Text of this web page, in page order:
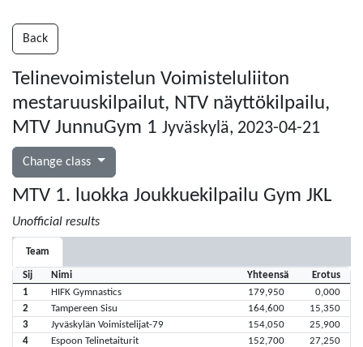
Back
Telinevoimistelun Voimisteluliiton
mestaruuskilpailut, NTV näyttökilpailu,
MTV JunnuGym 1 Jyväskylä, 2023-04-21
Change class
MTV 1. luokka Joukkuekilpailu Gym JKL
Unofficial results
Team
Sij Nimi Yhteensä
Erotus
1
HIFK Gymnastics 179,950
0,000
2
Tampereen Sisu 164,600
15,350
3
Jyväskylän Voimistelijat-79 154,050
25,900
4
Espoon Telinetaiturit 152,700
27,250